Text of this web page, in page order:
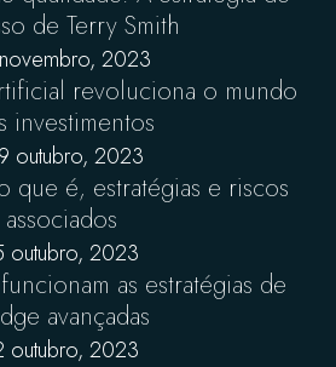
de Terry Smith
2023
revoluciona o mundo
investimentos
outubro, 2023
que é, estratégias e riscos
associados
outubro, 2023
as estratégias de
avançadas
outubro, 2023